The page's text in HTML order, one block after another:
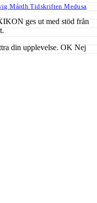
Mårdh Tidskriften Medusa
ges ut med stöd från
din upplevelse.OK Nej